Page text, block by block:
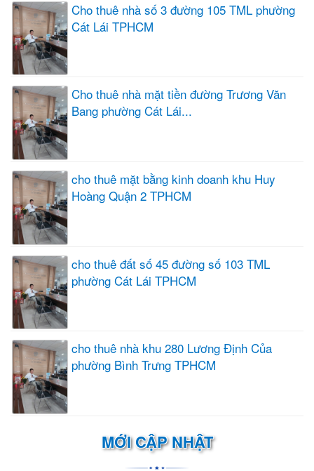
Cho thuê nhà số 3 đường 105 TML phường
Cát Lái TPHCM
Cho thuê nhà mặt tiền đường Trương Văn
Bang phường Cát Lái...
cho thuê mặt bằng kinh doanh khu Huy
Hoàng Quận 2 TPHCM
cho thuê đất số 45 đường số 103 TML
phường Cát Lái TPHCM
cho thuê nhà khu 280 Lương Định Của
phường Bình Trưng TPHCM
MỚI CẬP NHẬT